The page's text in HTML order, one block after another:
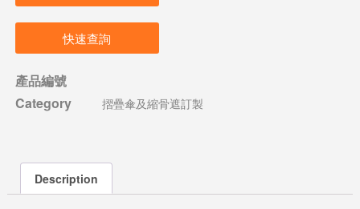
快速查詢
產品編號
Category
摺疊傘及縮骨遮訂製
Description